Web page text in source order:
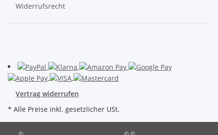
Widerrufsrecht
Vertrag widerrufen
* Alle Preise inkl. gesetzlicher USt.